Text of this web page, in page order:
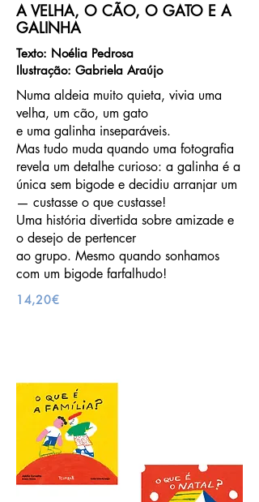
A VELHA, O CÃO, O GATO E A
GALINHA
Texto: Noélia Pedrosa
Ilustração: Gabriela Araújo
Numa aldeia muito quieta, vivia uma
velha, um cão, um gato
e uma galinha inseparáveis.
Mas tudo muda quando uma fotografia
revela um detalhe curioso: a galinha é a
única sem bigode e decidiu arranjar um
— custasse o que custasse!
Uma história divertida sobre amizade e
o desejo de pertencer
ao grupo. Mesmo quando sonhamos
com um bigode farfalhudo!
14,20€